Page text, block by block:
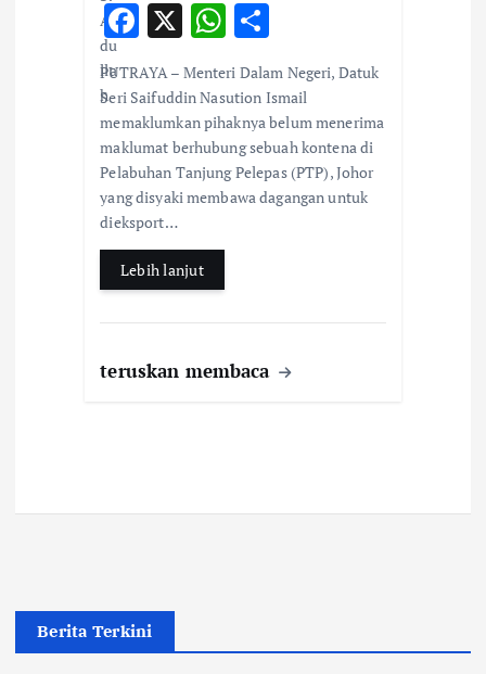
F
ac
e
b
o
o
k
X W
h
at
s
A
p
h
ar
e
PUTRAYA – Menteri Dalam Negeri, Datuk
Seri Saifuddin Nasution Ismail
memaklumkan pihaknya belum menerima
maklumat berhubung sebuah kontena di
Pelabuhan Tanjung Pelepas (PTP), Johor
yang disyaki membawa dagangan untuk
dieksport…
Lebih lanjut
teruskan membaca
Berita Terkini